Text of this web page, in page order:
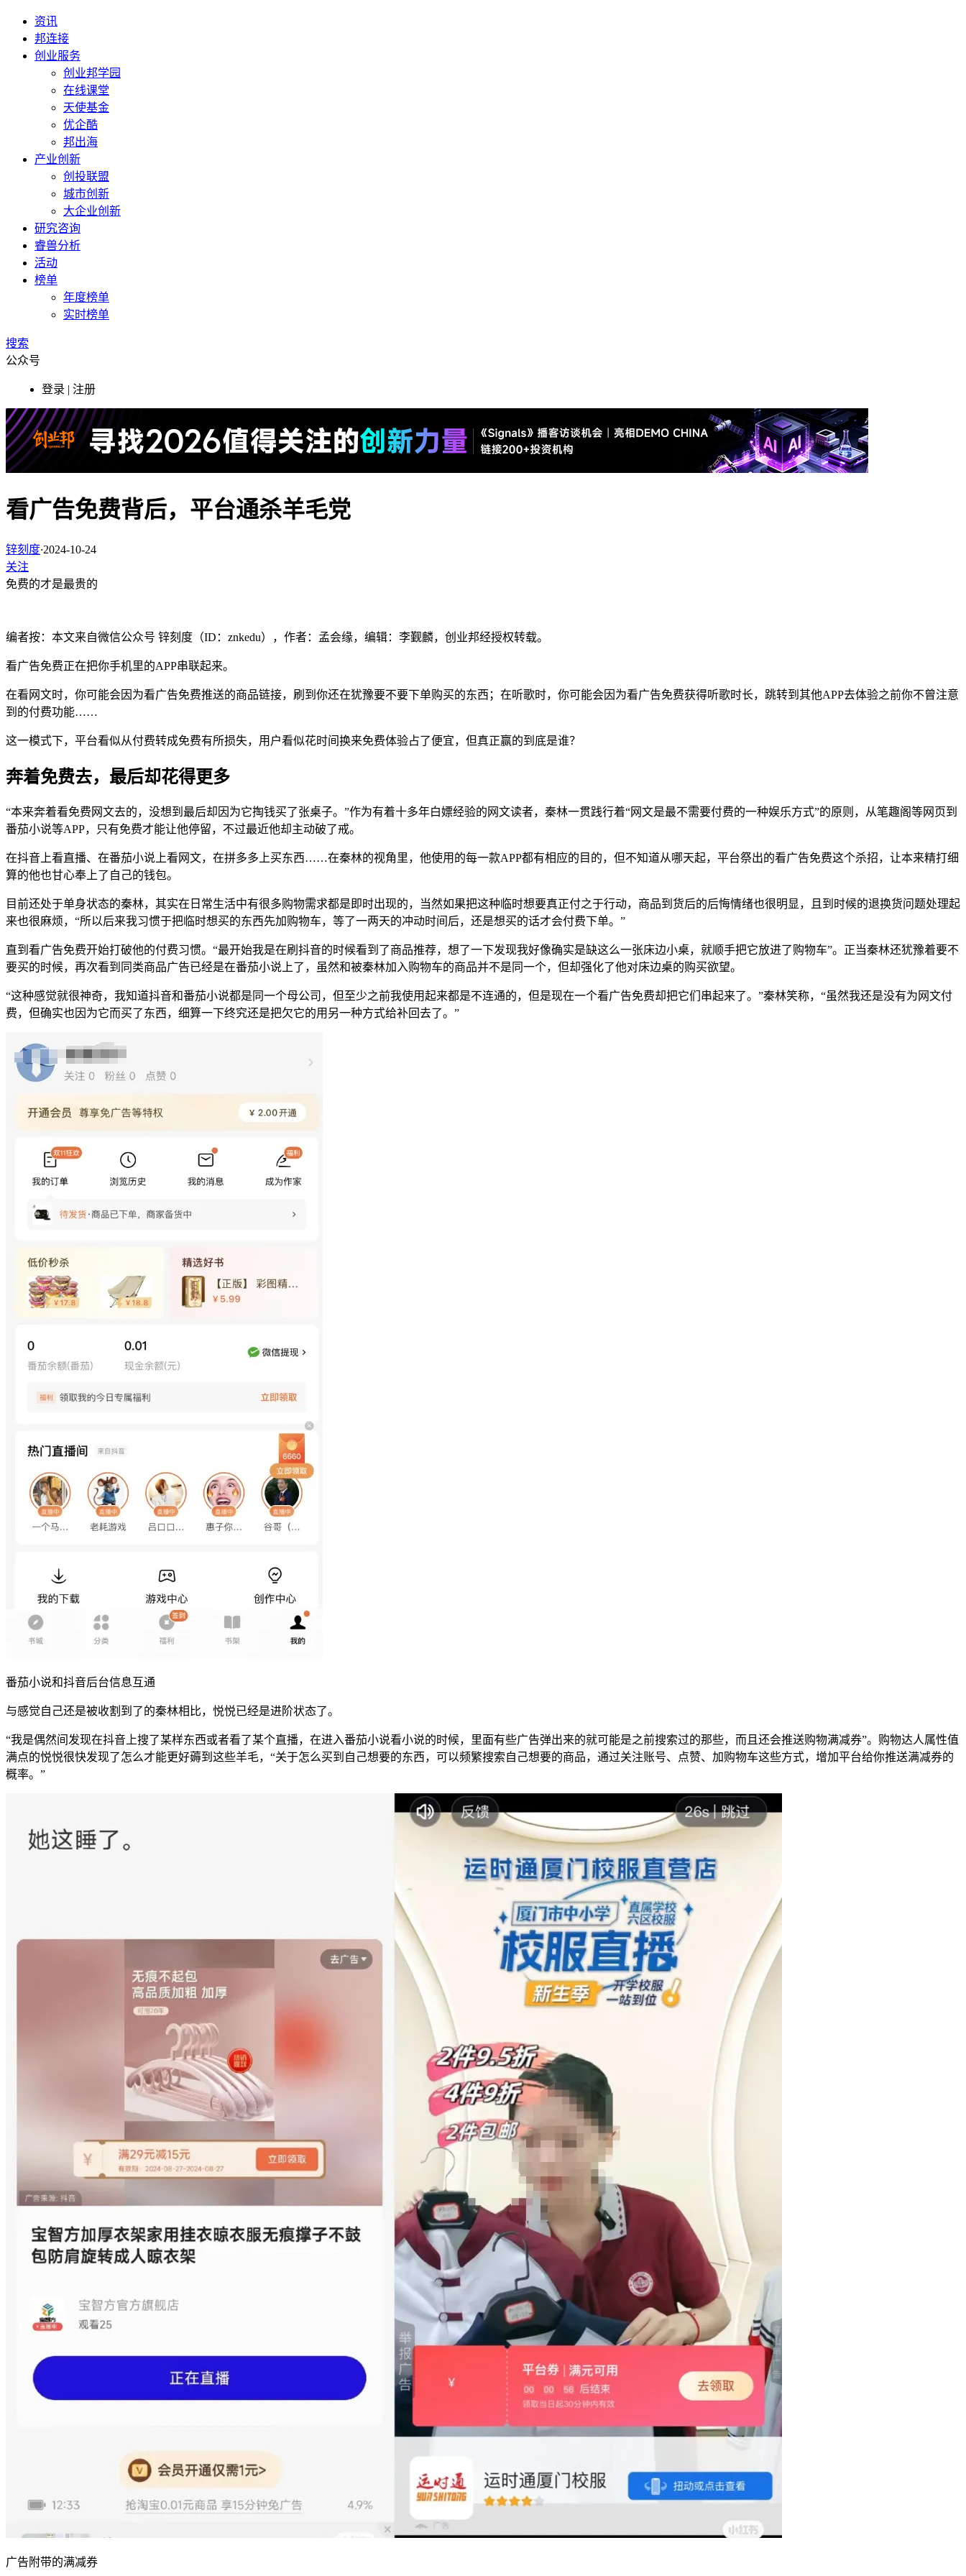
资讯
邦连接
创业服务
创业邦学园
在线课堂
天使基金
优企酷
邦出海
产业创新
创投联盟
城市创新
大企业创新
研究咨询
睿兽分析
活动
榜单
年度榜单
实时榜单
搜索
公众号
登录 | 注册
看广告免费背后，平台通杀羊毛党
锌刻度·2024-10-24
关注
免费的才是最贵的
编者按：本文来自微信公众号 锌刻度（ID：znkedu），作者：孟会缘，编辑：李觐麟，创业邦经授权转载。
看广告免费正在把你手机里的APP串联起来。
在看网文时，你可能会因为看广告免费推送的商品链接，刷到你还在犹豫要不要下单购买的东西；在听歌时，你可能会因为看广告免费获得听歌时长，跳转到其他APP去体验之前你不曾注意
到的付费功能……
这一模式下，平台看似从付费转成免费有所损失，用户看似花时间换来免费体验占了便宜，但真正赢的到底是谁？
奔着免费去，最后却花得更多
“本来奔着看免费网文去的，没想到最后却因为它掏钱买了张桌子。”作为有着十多年白嫖经验的网文读者，秦林一贯践行着“网文是最不需要付费的一种娱乐方式”的原则，从笔趣阁等网页到
番茄小说等APP，只有免费才能让他停留，不过最近他却主动破了戒。
在抖音上看直播、在番茄小说上看网文，在拼多多上买东西……在秦林的视角里，他使用的每一款APP都有相应的目的，但不知道从哪天起，平台祭出的看广告免费这个杀招，让本来精打细
算的他也甘心奉上了自己的钱包。
目前还处于单身状态的秦林，其实在日常生活中有很多购物需求都是即时出现的，当然如果把这种临时想要真正付之于行动，商品到货后的后悔情绪也很明显，且到时候的退换货问题处理起
来也很麻烦，“所以后来我习惯于把临时想买的东西先加购物车，等了一两天的冲动时间后，还是想买的话才会付费下单。”
直到看广告免费开始打破他的付费习惯。“最开始我是在刷抖音的时候看到了商品推荐，想了一下发现我好像确实是缺这么一张床边小桌，就顺手把它放进了购物车”。正当秦林还犹豫着要不
要买的时候，再次看到同类商品广告已经是在番茄小说上了，虽然和被秦林加入购物车的商品并不是同一个，但却强化了他对床边桌的购买欲望。
“这种感觉就很神奇，我知道抖音和番茄小说都是同一个母公司，但至少之前我使用起来都是不连通的，但是现在一个看广告免费却把它们串起来了。”秦林笑称，“虽然我还是没有为网文付
费，但确实也因为它而买了东西，细算一下终究还是把欠它的用另一种方式给补回去了。”
番茄小说和抖音后台信息互通
与感觉自己还是被收割到了的秦林相比，悦悦已经是进阶状态了。
“我是偶然间发现在抖音上搜了某样东西或者看了某个直播，在进入番茄小说看小说的时候，里面有些广告弹出来的就可能是之前搜索过的那些，而且还会推送购物满减券”。购物达人属性值
满点的悦悦很快发现了怎么才能更好薅到这些羊毛，“关于怎么买到自己想要的东西，可以频繁搜索自己想要的商品，通过关注账号、点赞、加购物车这些方式，增加平台给你推送满减券的
概率。”
广告附带的满减券